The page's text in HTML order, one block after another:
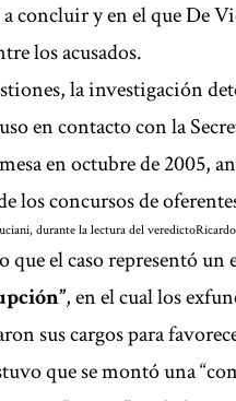
concluir y en el que De
los acusados.
la investigación
en contacto con la
en octubre de 2005,
los concursos de
durante la lectura del veredicto
que el caso representó un
, en el cual los
sus cargos para
que se montó una